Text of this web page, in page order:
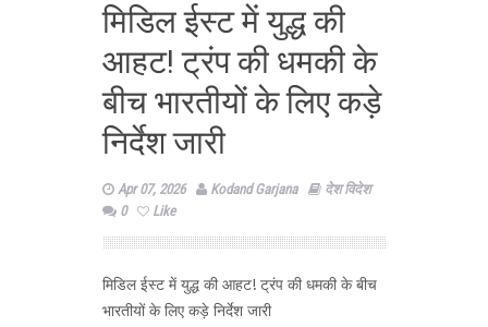
मिडिल ईस्ट में युद्ध की
आहट! ट्रंप की धमकी के
बीच भारतीयों के लिए कड़े
निर्देश जारी
Apr 07, 2026 Kodand Garjana
देश विदेश
0
Like
मिडिल ईस्ट में युद्ध की आहट! ट्रंप की धमकी के बीच
भारतीयों के लिए कड़े निर्देश जारी